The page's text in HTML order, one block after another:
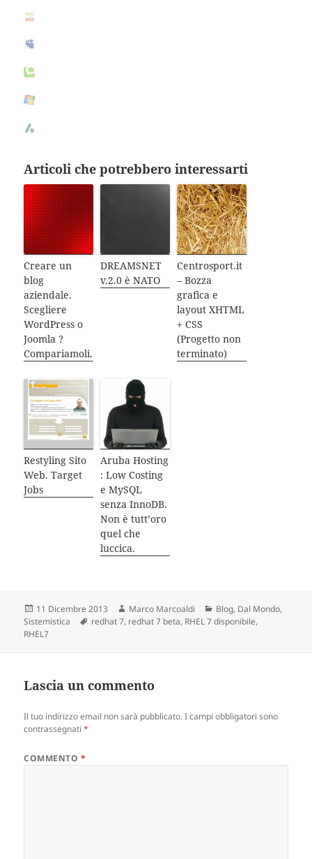
Articoli che potrebbero interessarti
Creare un
blog
aziendale.
Scegliere
WordPress o
Joomla ?
Compariamoli.
DREAMSNET
v.2.0 è NATO
Centrosport.it
– Bozza
grafica e
layout XHTML
+ CSS
(Progetto non
terminato)
Restyling Sito
Web. Target
Jobs
Aruba Hosting
: Low Costing
e MySQL
senza InnoDB.
Non è tutt’oro
quel che
luccica.
Scritto
il
11 Dicembre 2013 Autore
Marco Marcoaldi Categorie
Blog, Dal Mondo,
Sistemistica
Tag
redhat 7, redhat 7 beta, RHEL 7 disponibile,
RHEL7
Lascia un commento
Il tuo indirizzo email non sarà pubblicato. I campi obbligatori sono
contrassegnati*
COMMENTO *